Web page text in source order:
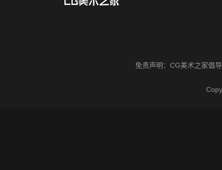
免责声明： CG美术之家倡